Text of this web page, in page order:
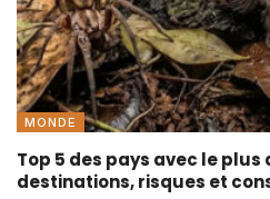
MONDE
Top 5 des pays avec le plus
destinations, risques et